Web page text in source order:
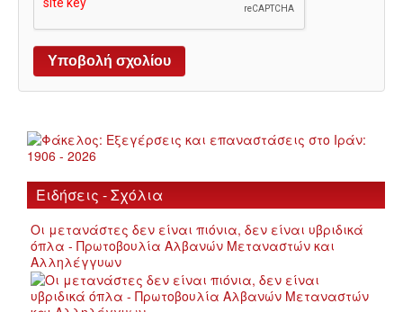
Ειδήσεις - Σχόλια
Οι μετανάστες δεν είναι πιόνια, δεν είναι υβριδικά
όπλα - Πρωτοβουλία Αλβανών Μεταναστών και
Αλληλέγγυων